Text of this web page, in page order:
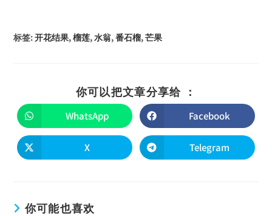
标签:开花结果,榴莲,水翁,番石榴,芒果
你可以把文章分享给 ：
WhatsApp Facebook
X Telegram
你可能也喜欢